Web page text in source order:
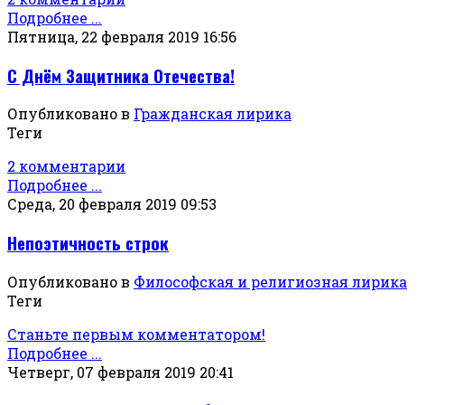
Подробнее ...
Пятница, 22 февраля 2019 16:56
С Днём Защитника Отечества!
Опубликовано в Гражданская лирика
Теги
2 комментарии
Подробнее ...
Среда, 20 февраля 2019 09:53
Непоэтичность строк
Опубликовано в Философская и религиозная лирика
Теги
Станьте первым комментатором!
Подробнее ...
Четверг, 07 февраля 2019 20:41